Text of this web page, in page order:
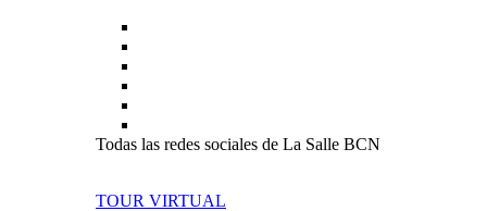
Todas las redes sociales de La Salle BCN
TOUR VIRTUAL